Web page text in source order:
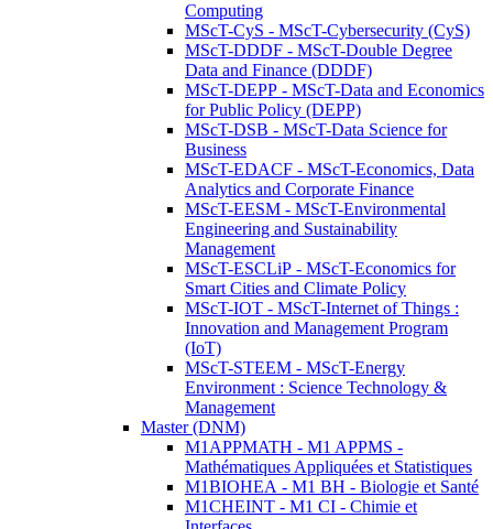
Computing
MScT-CyS - MScT-Cybersecurity (CyS)
MScT-DDDF - MScT-Double Degree
Data and Finance (DDDF)
MScT-DEPP - MScT-Data and Economics
for Public Policy (DEPP)
MScT-DSB - MScT-Data Science for
Business
MScT-EDACF - MScT-Economics, Data
Analytics and Corporate Finance
MScT-EESM - MScT-Environmental
Engineering and Sustainability
Management
MScT-ESCLiP - MScT-Economics for
Smart Cities and Climate Policy
MScT-IOT - MScT-Internet of Things :
Innovation and Management Program
(IoT)
MScT-STEEM - MScT-Energy
Environment : Science Technology &
Management
Master (DNM)
M1APPMATH - M1 APPMS -
Mathématiques Appliquées et Statistiques
M1BIOHEA - M1 BH - Biologie et Santé
M1CHEINT - M1 CI - Chimie et